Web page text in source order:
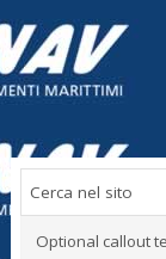
Optional callout